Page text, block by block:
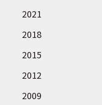
2021
2018
2015
2012
2009